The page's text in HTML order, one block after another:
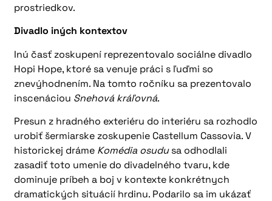
prostriedkov.
Divadlo iných kontextov
Inú časť zoskupení reprezentovalo sociálne divadlo
Hopi Hope, ktoré sa venuje práci s ľuďmi so
znevýhodnením. Na tomto ročníku sa prezentovalo
inscenáciou Snehová kráľovná.
Presun z hradného exteriéru do interiéru sa rozhodlo
urobiť šermiarske zoskupenie Castellum Cassovia. V
historickej dráme Komédia osudusa odhodlali
zasadiť toto umenie do divadelného tvaru, kde
dominuje príbeh a boj v kontexte konkrétnych
dramatických situácií hrdinu. Podarilo sa im ukázať